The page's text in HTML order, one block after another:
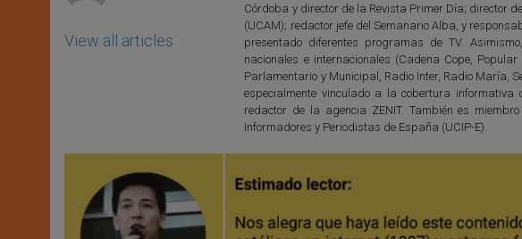
View all articles
Córdoba y director de la Revista Primer Día; director
(UCAM); redactor jefe del Semanario Alba, y
presentado diferentes programas de TV.
nacionales e internacionales (Cadena Cope,
Parlamentario y Municipal, Radio Inter, Radio María,
especialmente vinculado a la cobertura
redactor de la agencia ZENIT. También es
Informadores y Periodistas de España (UCIP-E).